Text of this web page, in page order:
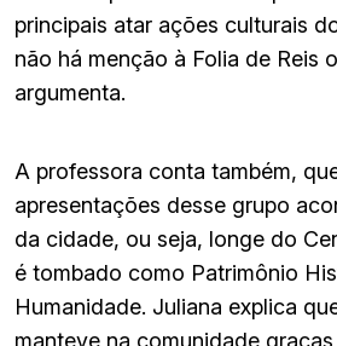
principais atar ações culturais
não há menção à Folia de Reis
argumenta.
A professora conta também,
apresentações desse grupo
da cidade, ou seja, longe do
é tombado como Patrimônio
Humanidade. Juliana explica
manteve na comunidade